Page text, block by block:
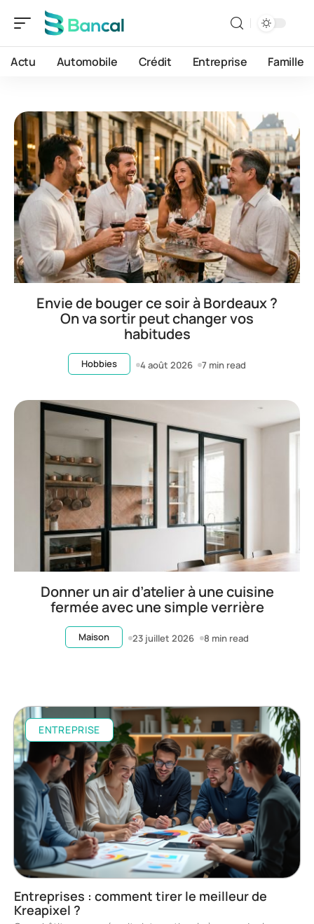
Actu Automobile Crédit Entreprise Famille
Envie de bouger ce soir à Bordeaux ?
On va sortir peut changer vos
habitudes
Hobbies 4 août 2026 7 min read
Donner un air d’atelier à une cuisine
fermée avec une simple verrière
Maison 23 juillet 2026 8 min read
ENTREPRISE
Entreprises : comment tirer le meilleur de
Kreapixel ?